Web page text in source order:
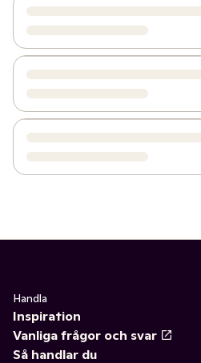
Handla
Inspiration
Vanliga frågor och svar
Så handlar du